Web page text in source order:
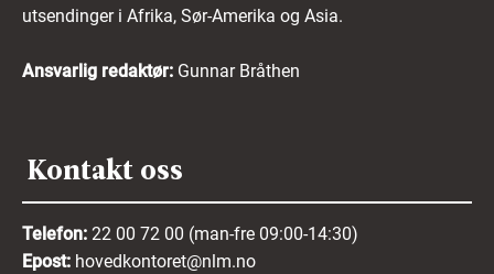
utsendinger i Afrika, Sør-Amerika og Asia.
Ansvarlig redaktør: Gunnar Bråthen
Kontakt oss
Telefon: 22 00 72 00 (man-fre 09:00-14:30)
Epost: hovedkontoret@nlm.no